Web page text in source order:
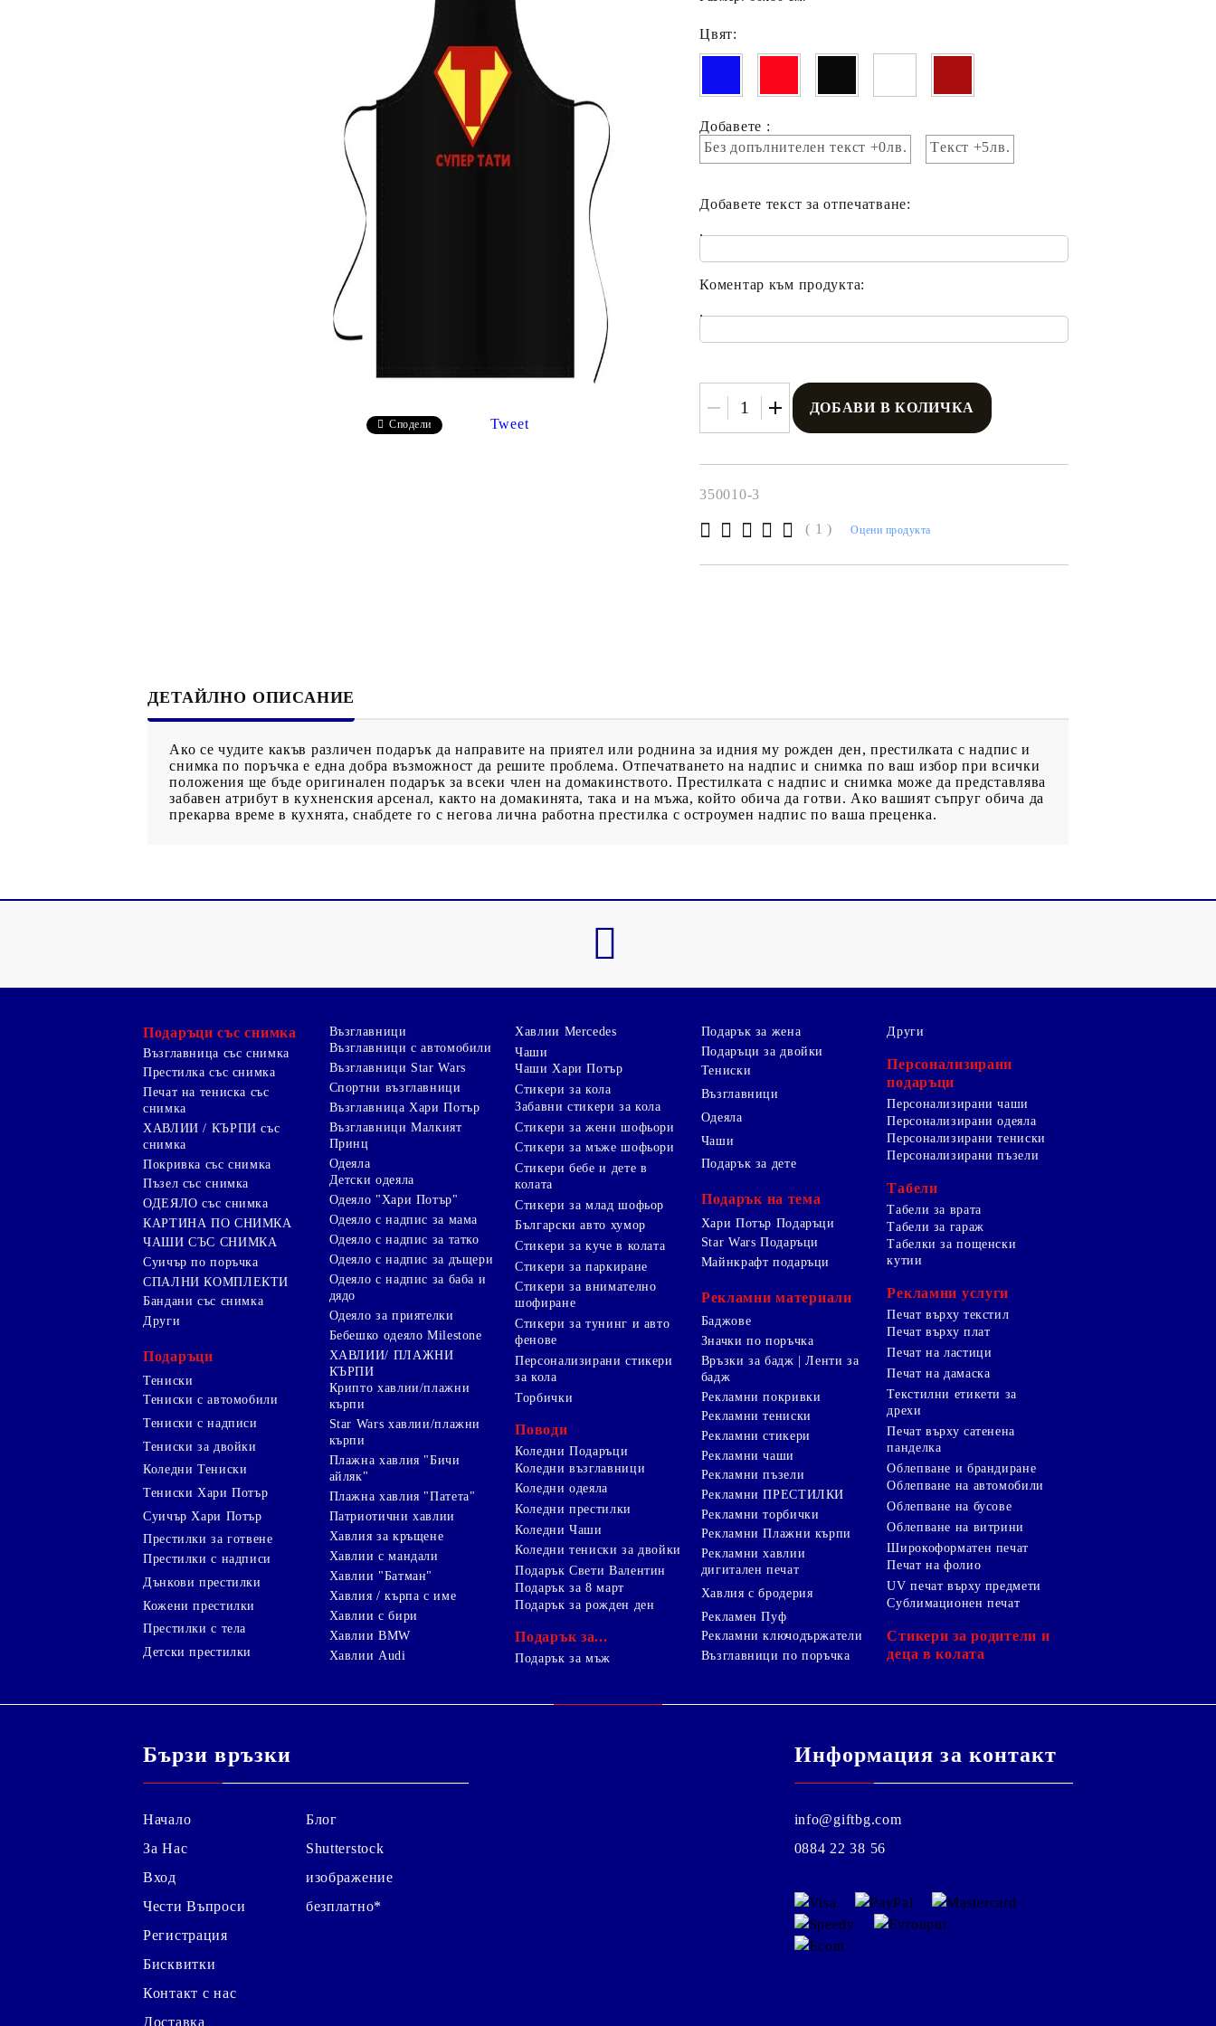
Сподели Tweet
Цвят:
Добавете :
Без допълнителен текст +0лв.
Tекст +5лв.
Добавете текст за отпечатване:
.
Коментар към продукта:
.
350010-3
( 1 ) Оцени продукта
ДЕТАЙЛНО ОПИСАНИЕ
Ако се чудите какъв различен подарък да направите на приятел или роднина за идния му рожден ден, престилката с надпис и
снимка по поръчка е една добра възможност да решите проблема. Отпечатването на надпис и снимка по ваш избор при всички
положения ще бъде оригинален подарък за всеки член на домакинството. Престилката с надпис и снимка може да представлява
забавен атрибут в кухненския арсенал, както на домакинята, така и на мъжа, който обича да готви. Ако вашият съпруг обича да
прекарва време в кухнята, снабдете го с негова лична работна престилка с остроумен надпис по ваша преценка.
Подаръци със снимка
Възглавница със снимка
Престилка със снимка
Печат на тениска със
снимка
ХАВЛИИ / КЪРПИ със
снимка
Покривка със снимка
Пъзел със снимка
ОДЕЯЛО със снимка
КАРТИНА ПО СНИМКА
ЧАШИ СЪС СНИМКА
Суичър по поръчка
СПАЛНИ КОМПЛЕКТИ
Бандани със снимка
Други
Подаръци
Тениски
Тениски с автомобили
Тениски с надписи
Тениски за двойки
Коледни Тениски
Тениски Хари Потър
Суичър Хари Потър
Престилки за готвене
Престилки с надписи
Дънкови престилки
Кожени престилки
Престилки с тела
Детски престилки
Възглавници
Възглавници с автомобили
Възглавници Star Wars
Спортни възглавници
Възглавница Хари Потър
Възглавници Малкият
Принц
Одеяла
Детски одеяла
Одеяло "Хари Потър"
Одеяло с надпис за мама
Одеяло с надпис за татко
Одеяло с надпис за дъщери
Одеяло с надпис за баба и
дядо
Одеяло за приятелки
Бебешко одеяло Milestone
ХАВЛИИ/ ПЛАЖНИ
КЪРПИ
Крипто хавлии/плажни
кърпи
Star Wars хавлии/плажни
кърпи
Плажна хавлия "Бичи
айляк"
Плажна хавлия "Патета"
Патриотични хавлии
Хавлия за кръщене
Хавлии с мандали
Хавлии "Батман"
Хавлия / кърпа с име
Хавлии с бири
Хавлии BMW
Хавлии Audi
Хавлии Mercedes
Чаши
Чаши Хари Потър
Стикери за кола
Забавни стикери за кола
Стикери за жени шофьори
Стикери за мъже шофьори
Стикери бебе и дете в
колата
Стикери за млад шофьор
Български авто хумор
Стикери за куче в колата
Стикери за паркиране
Стикери за внимателно
шофиране
Стикери за тунинг и авто
фенове
Персонализирани стикери
за кола
Торбички
Поводи
Коледни Подаръци
Коледни възглавници
Коледни одеяла
Коледни престилки
Коледни Чаши
Коледни тениски за двойки
Подарък Свети Валентин
Подарък за 8 март
Подарък за рожден ден
Подарък за...
Подарък за мъж
Подарък за жена
Подаръци за двойки
Тениски
Възглавници
Одеяла
Чаши
Подарък за дете
Подарък на тема
Хари Потър Подаръци
Star Wars Подаръци
Майнкрафт подаръци
Рекламни материали
Баджове
Значки по поръчка
Връзки за бадж | Ленти за
бадж
Рекламни покривки
Рекламни тениски
Рекламни стикери
Рекламни чаши
Рекламни пъзели
Рекламни ПРЕСТИЛКИ
Рекламни торбички
Рекламни Плажни кърпи
Рекламни хавлии
дигитален печат
Хавлия с бродерия
Рекламен Пуф
Рекламни ключодържатели
Възглавници по поръчка
Други
Персонализирани
подаръци
Персонализирани чаши
Персонализирани одеяла
Персонализирани тениски
Персонализирани пъзели
Табели
Табели за врата
Табели за гараж
Табелки за пощенски
кутии
Рекламни услуги
Печат върху текстил
Печат върху плат
Печат на ластици
Печат на дамаска
Текстилни етикети за
дрехи
Печат върху сатенена
панделка
Облепване и брандиране
Облепване на автомобили
Облепване на бусове
Облепване на витрини
Широкоформатен печат
Печат на фолио
UV печат върху предмети
Сублимационен печат
Стикери за родители и
деца в колата
Бързи връзки
Начало
За Нас
Вход
Чести Въпроси
Регистрация
Бисквитки
Контакт с нас
Доставка
Блог
Shutterstock
изображение
безплатно*
Информация за контакт
info@giftbg.com
0884 22 38 56